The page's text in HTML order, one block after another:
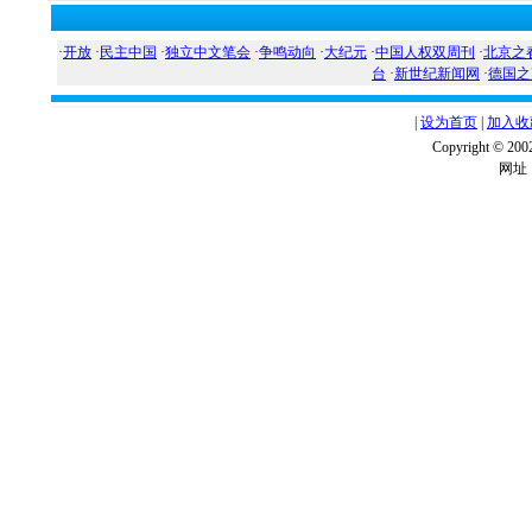
·开放 · 民主中国 ·独立中文笔会 ·争鸣动向 ·大纪元 ·中国人权双周刊 ·北京之
台 ·新世纪新闻网 ·德国
设为首页 加入
Copyright ©
网址